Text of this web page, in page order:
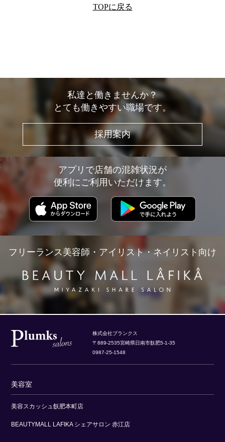
TOPに戻る
私達と働きませんか？
とても働きやすい職場です。
採用案内
アプリで店舗の混雑状況が
便利にご利用いただけます。
フリーランス美容師・アイリスト・ネイリスト向け
株式会社プランクス
〒889-2535宮崎県日南市飫肥5-1-35
0987-25-1548
美容室
美容スカッシュ飫肥本町店
BEAUTYMALL LAFIKA シェアサロン 赤江店